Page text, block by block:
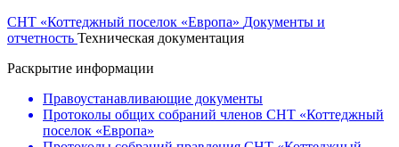
СНТ «Коттеджный поселок «Европа» Документы и
отчетность Техническая документация
Раскрытие информации
Правоустанавливающие документы
Протоколы общих собраний членов СНТ «Коттеджный
поселок «Европа»